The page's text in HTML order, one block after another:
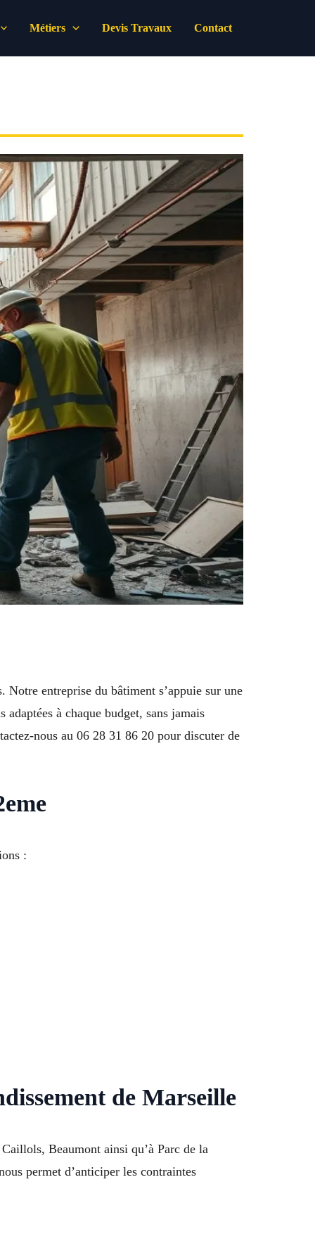
Métiers Devis Travaux Contact
entreprise du bâtiment s’appuie sur une
à chaque budget, sans jamais
nous au 06 28 31 86 20 pour discuter de
:
de Marseille
Beaumont ainsi qu’à Parc de la
permet d’anticiper les contraintes